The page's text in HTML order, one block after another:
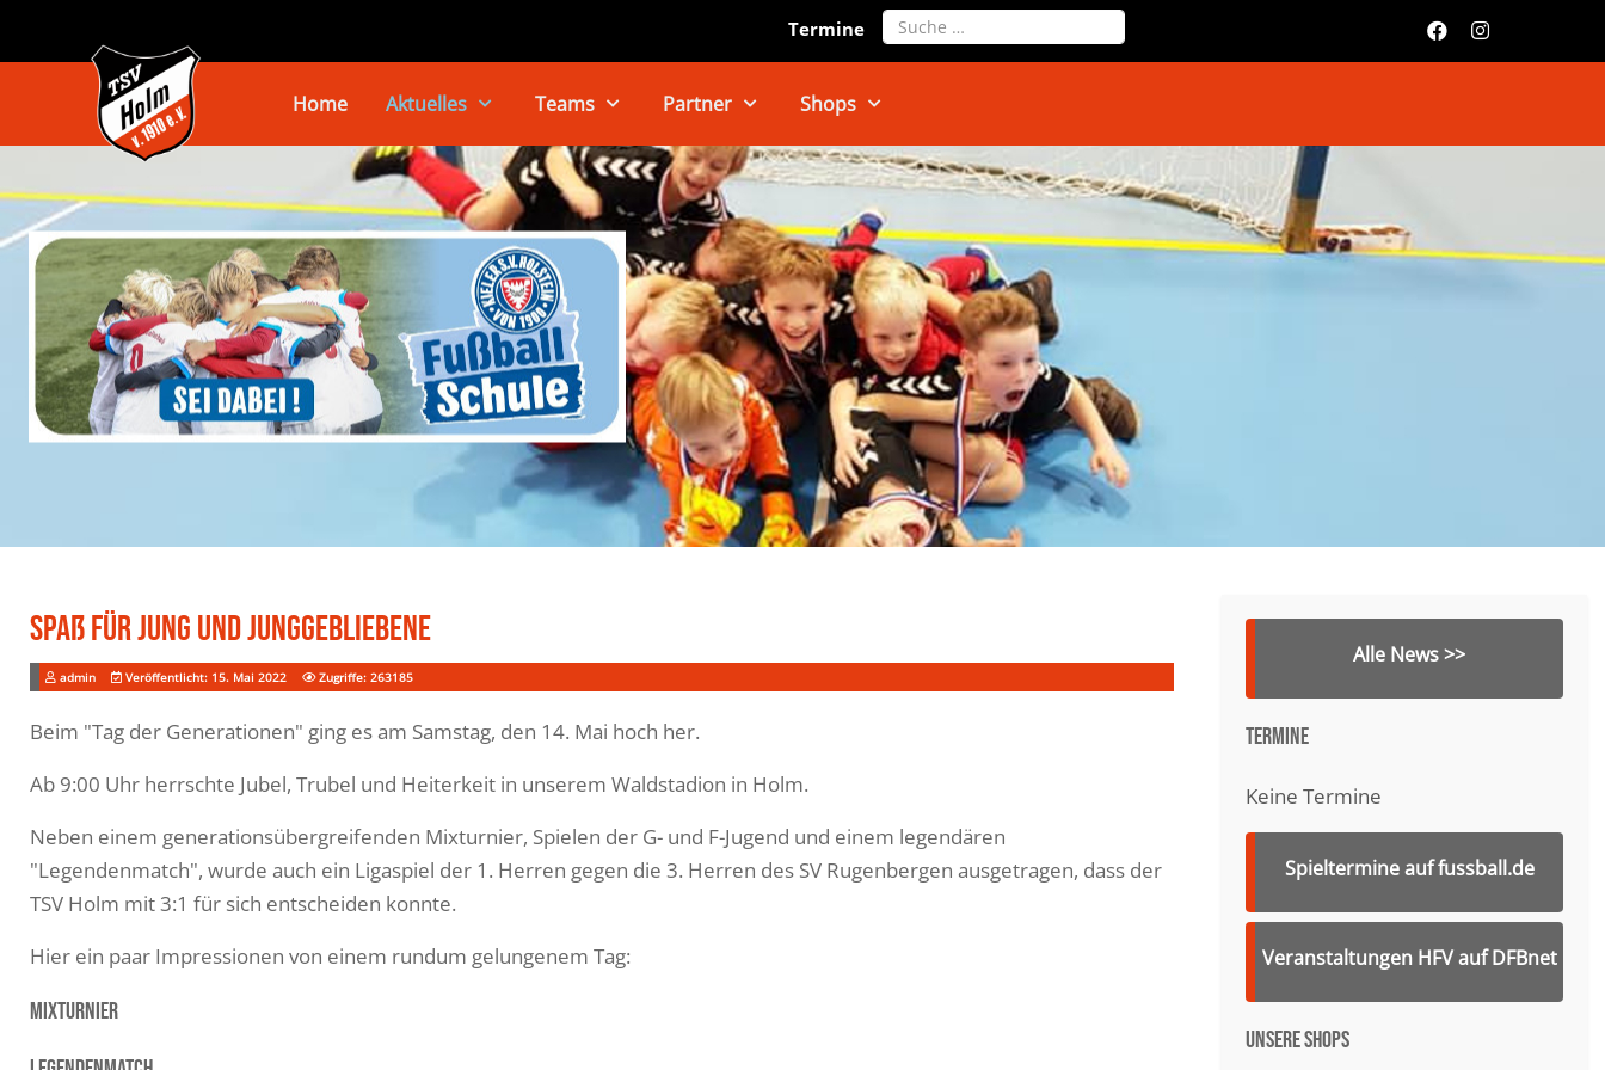
Search
Termine
Home Aktuelles Teams Partner Shops
Spaß Für Jung Und Junggebliebene
admin Veröffentlicht: 15. Mai 2022 Zugriffe: 263185
Beim "Tag der Generationen" ging es am Samstag, den 14. Mai hoch her.
Ab 9:00 Uhr herrschte Jubel, Trubel und Heiterkeit in unserem Waldstadion in Holm.
Neben einem generationsübergreifenden Mixturnier, Spielen der G- und F-Jugend und einem legendären
"Legendenmatch", wurde auch ein Ligaspiel der 1. Herren gegen die 3. Herren des SV Rugenbergen ausgetragen, dass der
TSV Holm mit 3:1 für sich entscheiden konnte.
Hier ein paar Impressionen von einem rundum gelungenem Tag:
Mixturnier
Alle News >>
Termine
Keine Termine
Spieltermine auf fussball.de
Veranstaltungen HFV auf DFBnet
Unsere Shops